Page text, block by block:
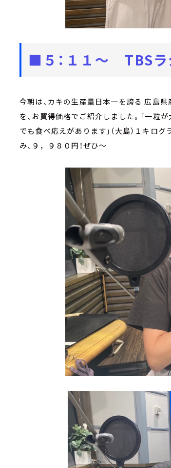
■５：１１～ TBSラ
今朝は、カキの生産量日本一を誇る 広島県
を、お買得価格でご紹介しました。「一粒
でも食べ応えがあります」（大島）１キロ
み、９，９８０円！ぜひ～